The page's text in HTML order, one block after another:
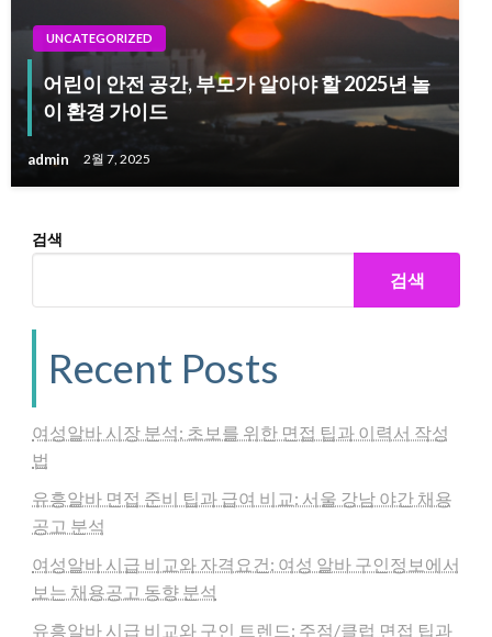
UNCATEGORIZED
어린이 안전 공간, 부모가 알아야 할 2025년 놀
이 환경 가이드
admin 2월 7, 2025
검색
검색
Recent Posts
여성알바 시장 분석: 초보를 위한 면접 팁과 이력서 작성
법
유흥알바 면접 준비 팁과 급여 비교: 서울 강남 야간 채용
공고 분석
여성알바 시급 비교와 자격요건: 여성 알바 구인정보에서
보는 채용공고 동향 분석
유흥알바 시급 비교와 구인 트렌드: 주점/클럽 면접 팁과